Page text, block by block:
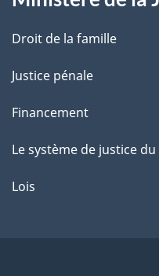
Droit de la famille
Justice pénale
Financement
Le système de justice du
Lois